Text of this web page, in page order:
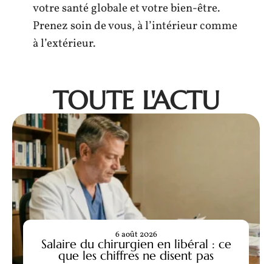
votre santé globale et votre bien-être.
Prenez soin de vous, à l’intérieur comme
à l’extérieur.
TOUTE L'ACTU
Salaire du chirurgien en libéral : ce
que les chiffres ne disent pas
6 août 2026